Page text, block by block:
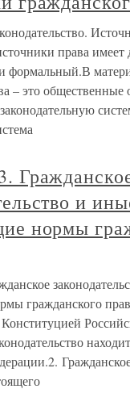
права имеет
формальный.В
– это общественные
и
нормы
гражданского
Конституцией